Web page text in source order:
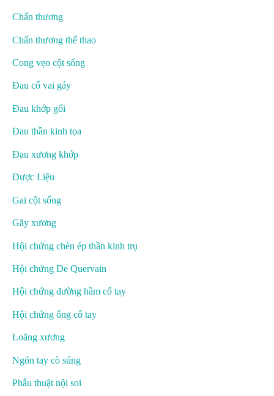
Chấn thương
Chấn thương thể thao
Cong vẹo cột sống
Đau cổ vai gáy
Đau khớp gối
Đau thần kinh tọa
Đau xương khớp
Dược Liệu
Gai cột sống
Gãy xương
Hội chứng chèn ép thần kinh trụ
Hội chứng De Quervain
Hội chứng đường hầm cổ tay
Hội chứng ống cổ tay
Loãng xương
Ngón tay cò súng
Phẫu thuật nội soi